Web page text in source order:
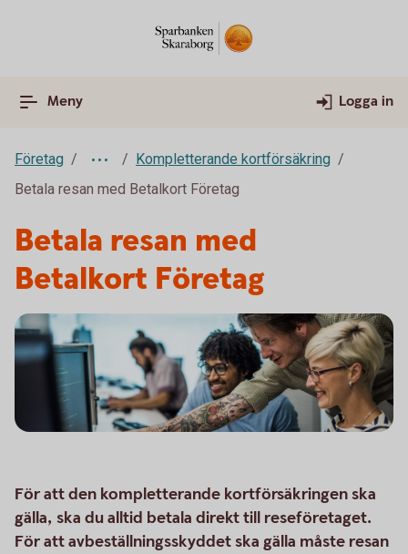
Meny Logga in
Företag
Kompletterande kortförsäkring
Betala resan med Betalkort Företag
Betala resan med
Betalkort Företag
För att den kompletterande kortförsäkringen ska
gälla, ska du alltid betala direkt till reseföretaget.
För att avbeställningsskyddet ska gälla måste resan